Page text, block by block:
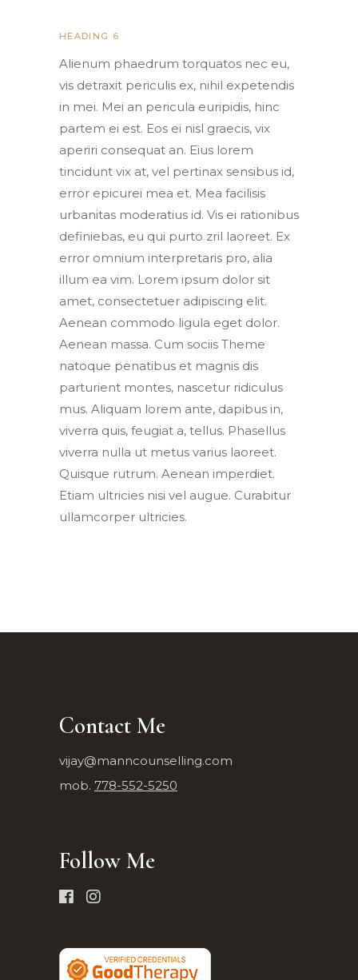
HEADING 6
Alienum phaedrum torquatos nec eu,
vis detraxit periculis ex, nihil expetendis
in mei. Mei an pericula euripidis, hinc
partem ei est. Eos ei nisl graecis, vix
aperiri consequat an. Eius lorem
tincidunt vix at, vel pertinax sensibus id,
error epicurei mea et. Mea facilisis
urbanitas moderatius id. Vis ei rationibus
definiebas, eu qui purto zril laoreet. Ex
error omnium interpretaris pro, alia
illum ea vim. Lorem ipsum dolor sit
amet, consectetuer adipiscing elit.
Aenean commodo ligula eget dolor.
Aenean massa. Cum sociis Theme
natoque penatibus et magnis dis
parturient montes, nascetur ridiculus
mus. Aliquam lorem ante, dapibus in,
viverra quis, feugiat a, tellus. Phasellus
viverra nulla ut metus varius laoreet.
Quisque rutrum. Aenean imperdiet.
Etiam ultricies nisi vel augue. Curabitur
ullamcorper ultricies.
Contact Me
vijay@manncounselling.com
mob. 778-552-5250
Follow Me